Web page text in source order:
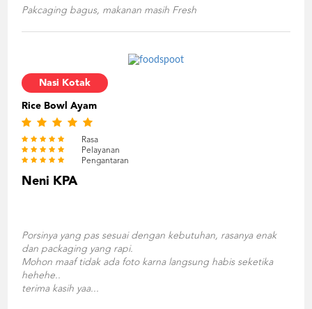
Pakcaging bagus, makanan masih Fresh
Nasi Kotak
Rice Bowl Ayam
Rasa
Pelayanan
Pengantaran
Neni KPA
Porsinya yang pas sesuai dengan kebutuhan, rasanya enak
dan packaging yang rapi.
Mohon maaf tidak ada foto karna langsung habis seketika
hehehe..
terima kasih yaa...